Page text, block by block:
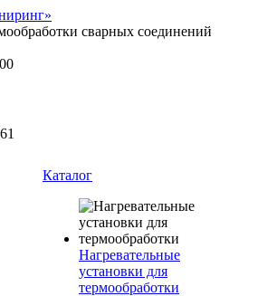
сварных соединений
Каталог
Нагревательные
установки для
термообработки